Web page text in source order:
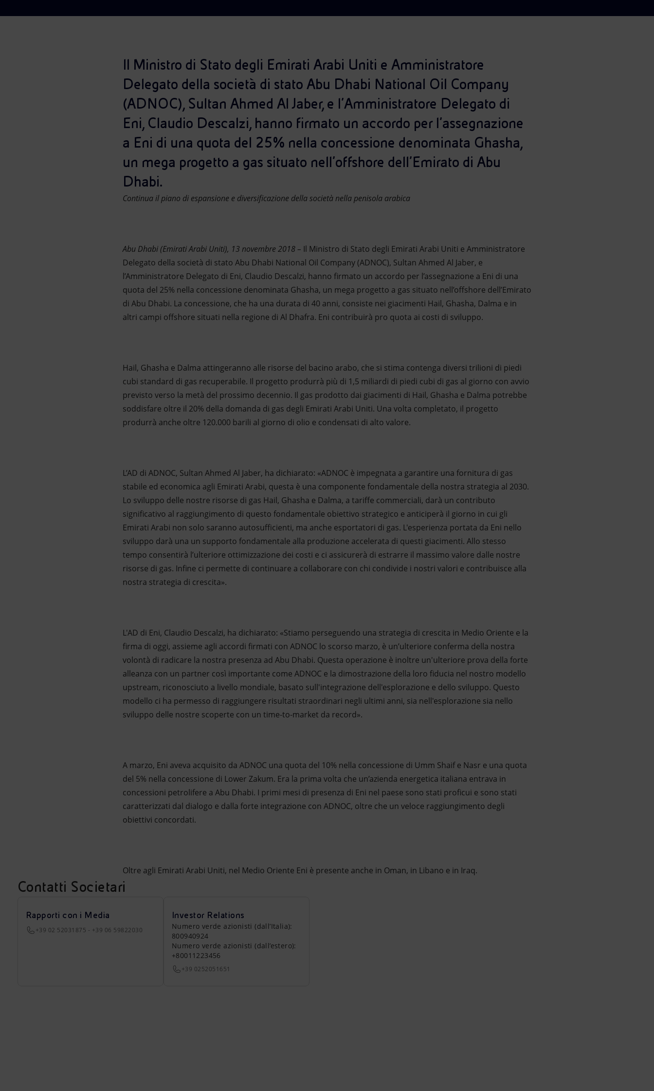
Il Ministro di Stato degli Emirati Arabi Uniti e Amministratore
Delegato della società di stato Abu Dhabi National Oil Company
(ADNOC), Sultan Ahmed Al Jaber, e l’Amministratore Delegato di
Eni, Claudio Descalzi, hanno firmato un accordo per l’assegnazione
a Eni di una quota del 25% nella concessione denominata Ghasha,
un mega progetto a gas situato nell’offshore dell’Emirato di Abu
Dhabi.
Continua il piano di espansione e diversificazione della società nella penisola arabica
Abu Dhabi (Emirati Arabi Uniti), 13 novembre 2018 – Il Ministro di Stato degli Emirati Arabi Uniti e Amministratore
Delegato della società di stato Abu Dhabi National Oil Company (ADNOC), Sultan Ahmed Al Jaber, e
l’Amministratore Delegato di Eni, Claudio Descalzi, hanno firmato un accordo per l’assegnazione a Eni di una
quota del 25% nella concessione denominata Ghasha, un mega progetto a gas situato nell’offshore dell’Emirato
di Abu Dhabi. La concessione, che ha una durata di 40 anni, consiste nei giacimenti Hail, Ghasha, Dalma e in
altri campi offshore situati nella regione di Al Dhafra. Eni contribuirà pro quota ai costi di sviluppo.
Hail, Ghasha e Dalma attingeranno alle risorse del bacino arabo, che si stima contenga diversi trilioni di piedi
cubi standard di gas recuperabile. Il progetto produrrà più di 1,5 miliardi di piedi cubi di gas al giorno con avvio
previsto verso la metà del prossimo decennio. Il gas prodotto dai giacimenti di Hail, Ghasha e Dalma potrebbe
soddisfare oltre il 20% della domanda di gas degli Emirati Arabi Uniti. Una volta completato, il progetto
produrrà anche oltre 120.000 barili al giorno di olio e condensati di alto valore.
L’AD di ADNOC, Sultan Ahmed Al Jaber, ha dichiarato: «ADNOC è impegnata a garantire una fornitura di gas
stabile ed economica agli Emirati Arabi, questa è una componente fondamentale della nostra strategia al 2030.
Lo sviluppo delle nostre risorse di gas Hail, Ghasha e Dalma, a tariffe commerciali, darà un contributo
significativo al raggiungimento di questo fondamentale obiettivo strategico e anticiperà il giorno in cui gli
Emirati Arabi non solo saranno autosufficienti, ma anche esportatori di gas. L'esperienza portata da Eni nello
sviluppo darà una un supporto fondamentale alla produzione accelerata di questi giacimenti. Allo stesso
tempo consentirà l’ulteriore ottimizzazione dei costi e ci assicurerà di estrarre il massimo valore dalle nostre
risorse di gas. Infine ci permette di continuare a collaborare con chi condivide i nostri valori e contribuisce alla
nostra strategia di crescita».
L'AD di Eni, Claudio Descalzi, ha dichiarato: «Stiamo perseguendo una strategia di crescita in Medio Oriente e la
firma di oggi, assieme agli accordi firmati con ADNOC lo scorso marzo, è un’ulteriore conferma della nostra
volontà di radicare la nostra presenza ad Abu Dhabi. Questa operazione è inoltre un'ulteriore prova della forte
alleanza con un partner così importante come ADNOC e la dimostrazione della loro fiducia nel nostro modello
upstream, riconosciuto a livello mondiale, basato sull'integrazione dell'esplorazione e dello sviluppo. Questo
modello ci ha permesso di raggiungere risultati straordinari negli ultimi anni, sia nell'esplorazione sia nello
sviluppo delle nostre scoperte con un time-to-market da record».
A marzo, Eni aveva acquisito da ADNOC una quota del 10% nella concessione di Umm Shaif e Nasr e una quota
del 5% nella concessione di Lower Zakum. Era la prima volta che un’azienda energetica italiana entrava in
concessioni petrolifere a Abu Dhabi. I primi mesi di presenza di Eni nel paese sono stati proficui e sono stati
caratterizzati dal dialogo e dalla forte integrazione con ADNOC, oltre che un veloce raggiungimento degli
obiettivi concordati.
Oltre agli Emirati Arabi Uniti, nel Medio Oriente Eni è presente anche in Oman, in Libano e in Iraq.
Contatti Societari
Rapporti con i Media
+39 02 52031875 - +39 06 59822030
Investor Relations
Numero verde azionisti (dall’Italia):
800940924
Numero verde azionisti (dall’estero):
+80011223456
+39 0252051651